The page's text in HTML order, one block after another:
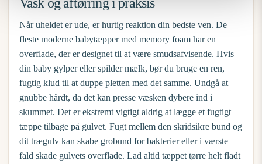
Når uheldet er ude, er hurtig reaktion din bedste ven. De
fleste moderne babytæpper med memory foam har en
overflade, der er designet til at være smudsafvisende. Hvis
din baby gylper eller spilder mælk, bør du bruge en ren,
fugtig klud til at duppe pletten med det samme. Undgå at
gnubbe hårdt, da det kan presse væsken dybere ind i
skummet. Det er ekstremt vigtigt aldrig at lægge et fugtigt
tæppe tilbage på gulvet. Fugt mellem den skridsikre bund og
dit trægulv kan skabe grobund for bakterier eller i værste
fald skade gulvets overflade. Lad altid tæppet tørre helt fladt